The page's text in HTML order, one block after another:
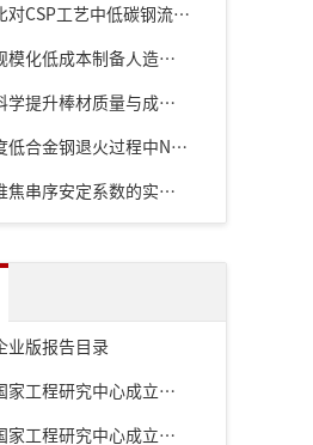
艺中低碳钢流变行为及力学性能的影响
低成本制备人造陶粒骨料技术
提升棒材质量与成材率
钢退火过程中NbC析出物的定量分析
串序安定系数的实践应用
业版报告目录
二十周年系列技术报道:棒线材生产工艺及装备的最新发展
立二十周年系列技术报道:高精度热轧自动化控制系统